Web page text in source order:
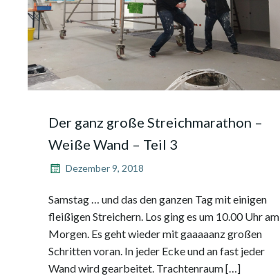
Der ganz große Streichmarathon –
Weiße Wand – Teil 3
Dezember 9, 2018
Samstag … und das den ganzen Tag mit einigen
fleißigen Streichern. Los ging es um 10.00 Uhr am
Morgen. Es geht wieder mit gaaaaanz großen
Schritten voran. In jeder Ecke und an fast jeder
Wand wird gearbeitet. Trachtenraum […]